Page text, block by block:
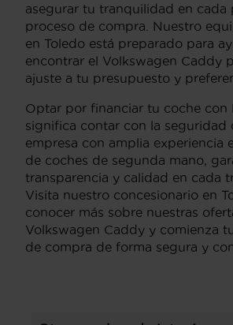
asegurar tu tranquilidad en cada
proceso de compra. Nuestro
en Toledo está preparado para
encontrar el Volkswagen Caddy
ajuste a tu presupuesto y
Optar por financiar tu coche con
significa contar con la seguridad
empresa con amplia experiencia
de coches de segunda mano,
transparencia y calidad en cada
Visita nuestro concesionario en
conocer más sobre nuestras
Volkswagen Caddy y comienza
de compra de forma segura y